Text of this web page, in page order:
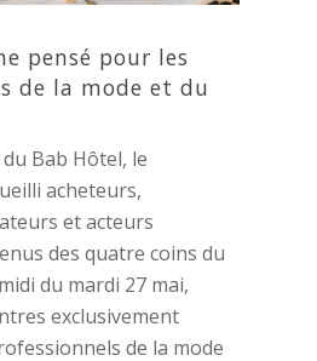
pensé pour les
de la mode et du
Bab Hôtel, le
acheteurs,
et acteurs
des quatre coins du
du mardi 27 mai,
exclusivement
de la mode